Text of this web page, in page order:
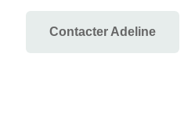
Contacter Adeline